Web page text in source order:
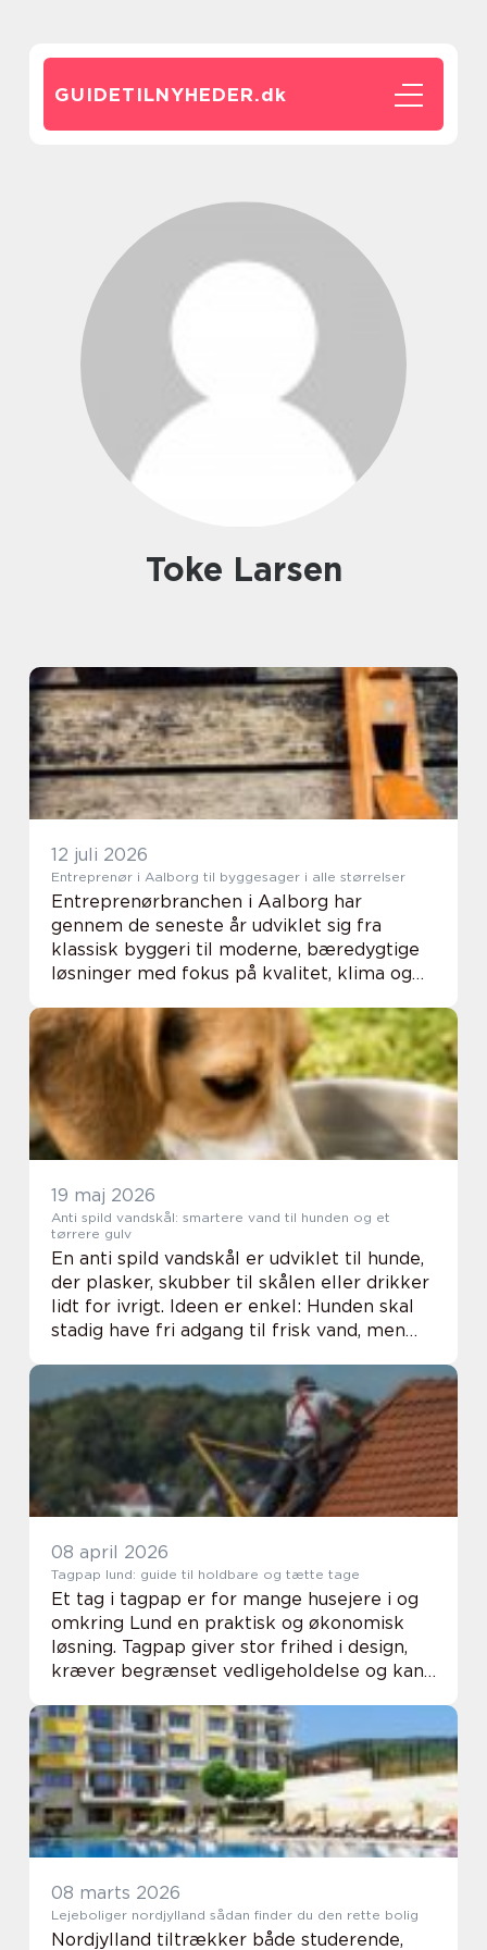
GUIDETILNYHEDER.dk
Toke Larsen
12 juli 2026
Entreprenør i Aalborg til byggesager i alle størrelser
Entreprenørbranchen i Aalborg har
gennem de seneste år udviklet sig fra
klassisk byggeri til moderne, bæredygtige
løsninger med fokus på kvalitet, klima og
bygherrer efterspørg...
19 maj 2026
Anti spild vandskål: smartere vand til hunden og et
tørrere gulv
En anti spild vandskål er udviklet til hunde,
der plasker, skubber til skålen eller drikker
lidt for ivrigt. Ideen er enkel: Hunden skal
stadig have fri adgang til frisk vand, men
08 april 2026
Tagpap lund: guide til holdbare og tætte tage
Et tag i tagpap er for mange husejere i og
omkring Lund en praktisk og økonomisk
løsning. Tagpap giver stor frihed i design,
kræver begrænset vedligeholdelse og kan
arbejdet udføres korrekt, får du et tæt,
fleksi...
08 marts 2026
Lejeboliger nordjylland sådan finder du den rette bolig
Nordjylland tiltrækker både studerende,